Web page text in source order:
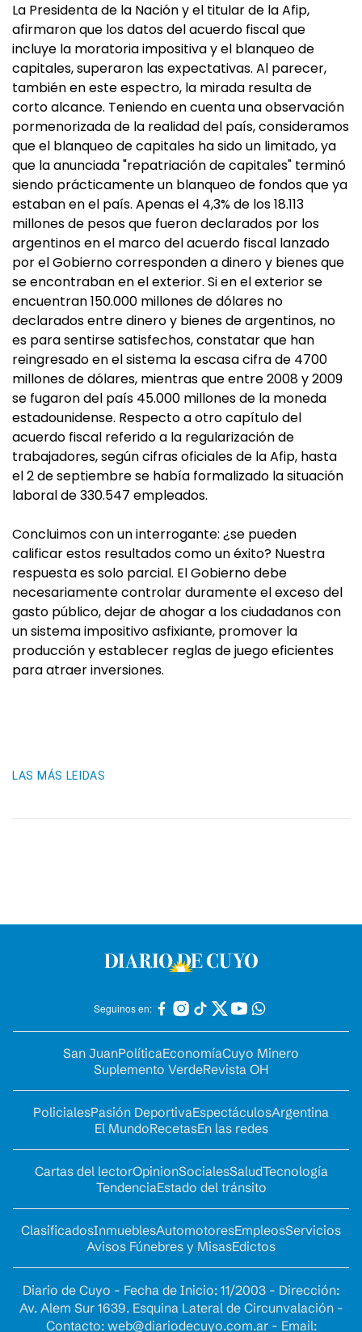
La Presidenta de la Nación y el titular de la Afip,
afirmaron que los datos del acuerdo fiscal que
incluye la moratoria impositiva y el blanqueo de
capitales, superaron las expectativas. Al parecer,
también en este espectro, la mirada resulta de
corto alcance. Teniendo en cuenta una observación
pormenorizada de la realidad del país, consideramos
que el blanqueo de capitales ha sido un limitado, ya
que la anunciada "repatriación de capitales" terminó
siendo prácticamente un blanqueo de fondos que ya
estaban en el país. Apenas el 4,3% de los 18.113
millones de pesos que fueron declarados por los
argentinos en el marco del acuerdo fiscal lanzado
por el Gobierno corresponden a dinero y bienes que
se encontraban en el exterior. Si en el exterior se
encuentran 150.000 millones de dólares no
declarados entre dinero y bienes de argentinos, no
es para sentirse satisfechos, constatar que han
reingresado en el sistema la escasa cifra de 4700
millones de dólares, mientras que entre 2008 y 2009
se fugaron del país 45.000 millones de la moneda
estadounidense. Respecto a otro capítulo del
acuerdo fiscal referido a la regularización de
trabajadores, según cifras oficiales de la Afip, hasta
el 2 de septiembre se había formalizado la situación
laboral de 330.547 empleados.
Concluimos con un interrogante: ¿se pueden
calificar estos resultados como un éxito? Nuestra
respuesta es solo parcial. El Gobierno debe
necesariamente controlar duramente el exceso del
gasto público, dejar de ahogar a los ciudadanos con
un sistema impositivo asfixiante, promover la
producción y establecer reglas de juego eficientes
para atraer inversiones.
LAS MÁS LEIDAS
Seguinos en:
San JuanPolíticaEconomíaCuyo Minero
Suplemento VerdeRevista OH
PolicialesPasión DeportivaEspectáculosArgentina
El MundoRecetasEn las redes
Cartas del lectorOpinionSocialesSaludTecnología
TendenciaEstado del tránsito
ClasificadosInmueblesAutomotoresEmpleosServicios
Avisos Fúnebres y MisasEdictos
Diario de Cuyo - Fecha de Inicio: 11/2003 - Dirección:
Av. Alem Sur 1639. Esquina Lateral de Circunvalación -
Contacto: web@diariodecuyo.com.ar- Email: